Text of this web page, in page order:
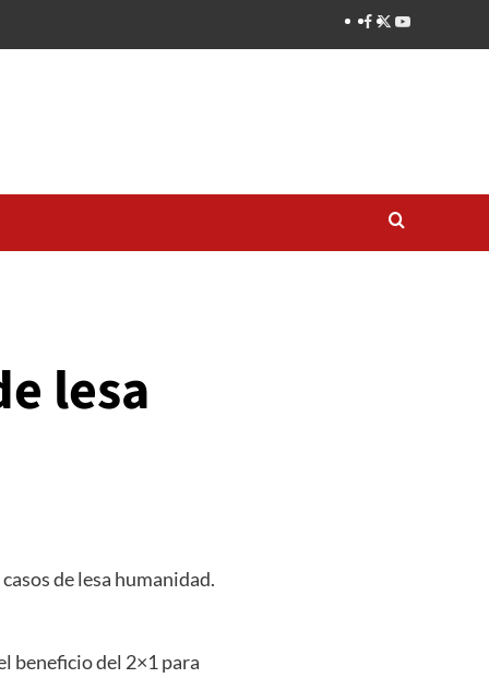
lesa
de lesa humanidad.
beneficio del 2×1 para